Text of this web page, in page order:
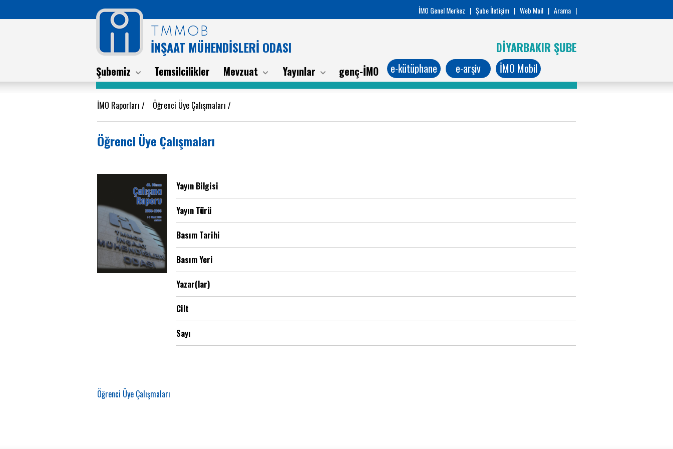
İMO Genel Merkez | Şube İletişim | Web Mail | Arama |
TMMOB
İNŞAAT MÜHENDİSLERİ ODASI DİYARBAKIR ŞUBE
Şubemiz Temsilcilikler Mevzuat Yayınlar genç-İMO e-kütüphane e-arşiv İMO Mobil
İMO Raporları / Öğrenci Üye Çalışmaları /
Öğrenci Üye Çalışmaları
Yayın Bilgisi
Yayın Türü
Basım Tarihi
Basım Yeri
Yazar(lar)
Cilt
Sayı
Öğrenci Üye Çalışmaları